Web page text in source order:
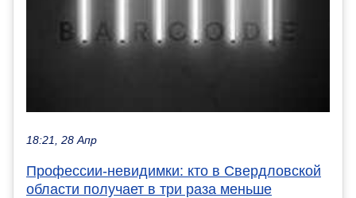
18:21, 28 Апр
Профессии-невидимки: кто в Свердловской
области получает в три раза меньше